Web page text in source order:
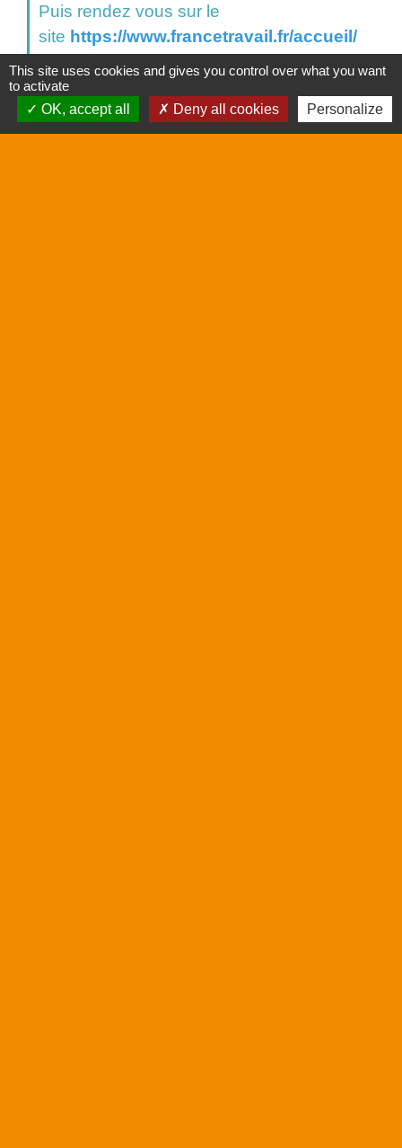
Puis rendez vous sur le
site https://www.francetravail.fr/accueil/
This site uses cookies and gives you control over what you want
to activate
OK, accept all
Deny all cookies Personalize